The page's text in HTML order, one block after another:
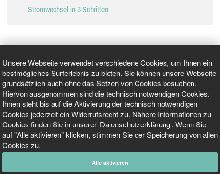
Unsere Webseite verwendet verschiedene Cookies, um Ihnen ein
bestmögliches Surferlebnis zu bieten. Sie können unsere Webseite
grundsätzlich auch ohne das Setzen von Cookies besuchen.
Hiervon ausgenommen sind die technisch notwendigen Cookies.
Ihnen steht bis auf die Aktivierung der technisch notwendigen
Cookies jederzeit ein Widerrufsrecht zu. Nähere Informationen zu
Cookies finden Sie in unserer Datenschutzerklärung. Wenn Sie
auf "Alle aktivieren" klicken, stimmen Sie der Speicherung von allen
Cookies zu.
Alle aktivieren
Stromwechsel in 3 Schritten
GEPRÜFT UND ZERTIFIZIERT
AKTUELLE NACHRICHTEN
TARIFO.DE